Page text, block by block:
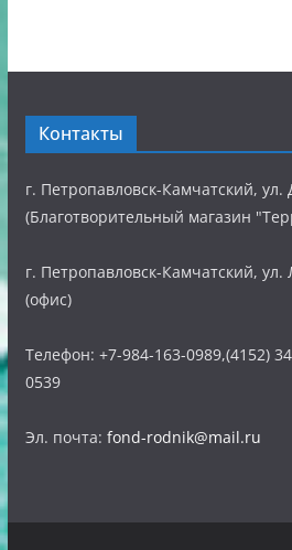
Контакты
г. Петропавловск-Камчатский,
(Благотворительный магазин
г. Петропавловск-Камчатский, ул.
(офис)
Телефон: +7-984-163-0989,(4152)
0539
Эл. почта: fond-rodnik@mail.ru